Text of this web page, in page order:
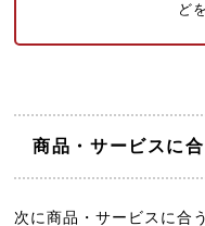
ど
商品・サービスに
次に商品・サービスに合